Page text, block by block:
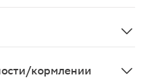
кормлении